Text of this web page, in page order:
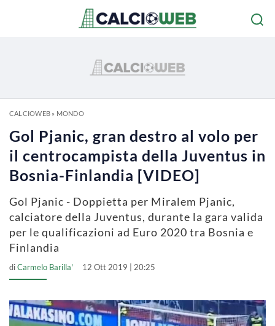
CALCIOWEB» MONDO
Gol Pjanic, gran destro al volo per
il centrocampista della Juventus in
Bosnia-Finlandia [VIDEO]
Gol Pjanic - Doppietta per Miralem Pjanic,
calciatore della Juventus, durante la gara valida
per le qualificazioni ad Euro 2020 tra Bosnia e
Finlandia
diCarmelo Barilla' 12 Ott 2019 | 20:25